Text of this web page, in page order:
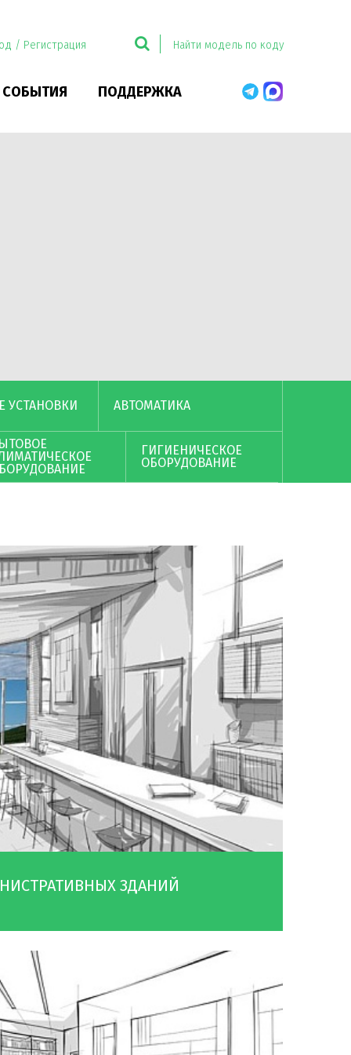
/ Регистрация
ПОДДЕРЖКА
УСТАНОВКИ АВТОМАТИКА
ГИГИЕНИЧЕСКОЕ
ОБОРУДОВАНИЕ
ЗДАНИЙ